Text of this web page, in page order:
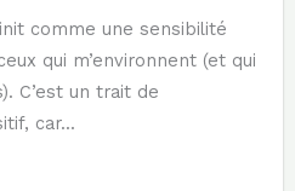
comme une sensibilité
qui m’environnent (et qui
C’est un trait de
car...